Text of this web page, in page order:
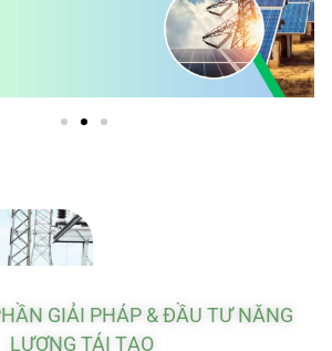
GIẢI PHÁP & ĐẦU TƯ NĂNG
LƯỢNG TÁI TẠO